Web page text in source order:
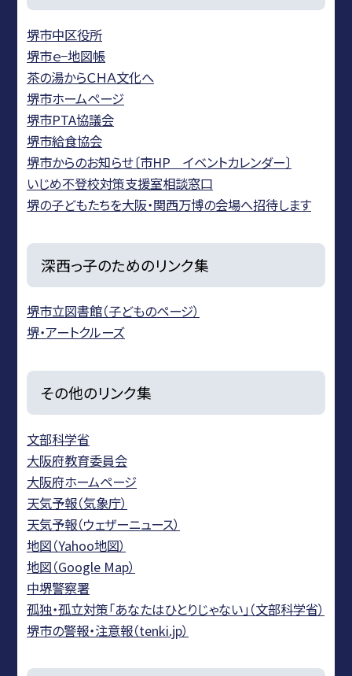
堺市中区役所
堺市ｅ−地図帳
茶の湯からＣＨＡ文化へ
堺市ホームページ
堺市PTA協議会
堺市給食協会
堺市からのお知らせ〔市HP イベントカレンダー〕
いじめ不登校対策支援室相談窓口
堺の子どもたちを大阪・関西万博の会場へ招待します
深西っ子のためのリンク集
堺市立図書館（子どものページ）
堺・アートクルーズ
その他のリンク集
文部科学省
大阪府教育委員会
大阪府ホームページ
天気予報（気象庁）
天気予報（ウェザーニュース）
地図（Yahoo地図）
地図（Google Map）
中堺警察署
孤独・孤立対策「あなたはひとりじゃない」（文部科学省）
堺市の警報・注意報（tenki.jp）